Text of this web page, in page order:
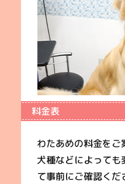
料金表
わたあめの料金をご
犬種などによって
て事前にご確認くだ